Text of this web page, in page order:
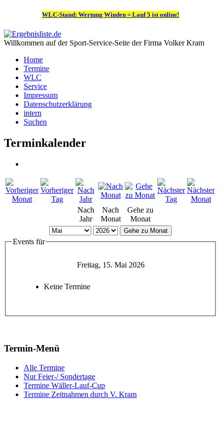
WLC-Stand: Wertung Winden = Lauf 5 ist online!
Willkommen auf der Sport-Service-Seite der Firma Volker Kram
Home
Termine
WLC
Service
Impressum
Datenschutzerklärung
intern
Suchen
Terminkalender
Nach
Jahr
Nach
Monat
Gehe zu
Monat
Gehe zu Monat
Events für
Freitag, 15. Mai 2026
Keine Termine
Termin-Menü
Alle Termine
Nur Feier-/ Sondertage
Termine Wäller-Lauf-Cup
Termine Zeitnahmen durch V. Kram